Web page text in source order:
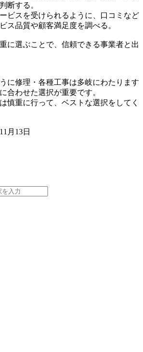
断する。
ビスを受けられるように、口コミなど
ス品質や顧客満足度を調べる。
に選ぶことで、信頼できる事業者と出
に修理・各種工事は多岐にわたります
合わせた選択が重要です。
慎重に行って、ベストな選択をしてく
月13日